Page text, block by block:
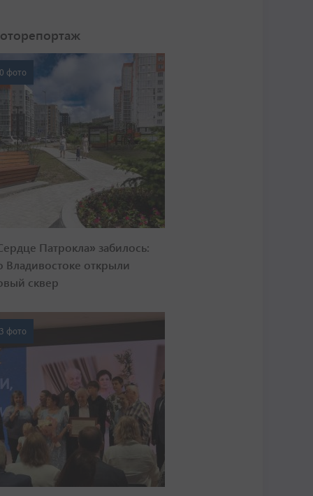
фото
Патрокла» забилось:
Владивостоке открыли
сквер
фото